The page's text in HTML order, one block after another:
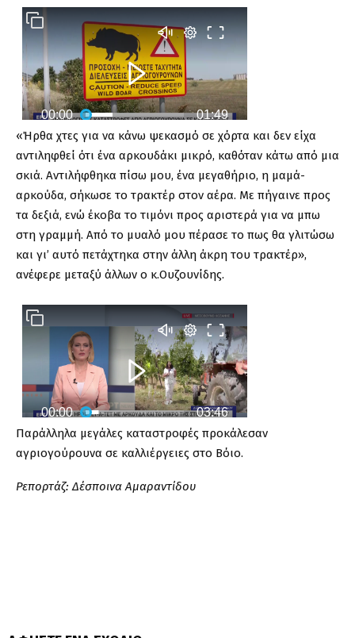
«Ήρθα χτες για να κάνω ψεκασμό σε χόρτα και δεν είχα
αντιληφθεί ότι ένα αρκουδάκι μικρό, καθόταν κάτω από μια
σκιά. Αντιλήφθηκα πίσω μου, ένα μεγαθήριο, η μαμά-
αρκούδα, σήκωσε το τρακτέρ στον αέρα. Με πήγαινε προς
τα δεξιά, ενώ έκοβα το τιμόνι προς αριστερά για να μπω
στη γραμμή. Από το μυαλό μου πέρασε το πως θα γλιτώσω
και γι’ αυτό πετάχτηκα στην άλλη άκρη του τρακτέρ»,
ανέφερε μεταξύ άλλων ο κ.Ουζουνίδης.
Παράλληλα μεγάλες καταστροφές προκάλεσαν
αγριογούρουνα σε καλλιέργειες στο Βόιο.
Ρεπορτάζ: Δέσποινα Αμαραντίδου